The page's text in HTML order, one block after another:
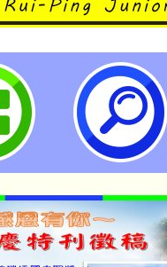
林大冒險！
相關資料1
國民中學